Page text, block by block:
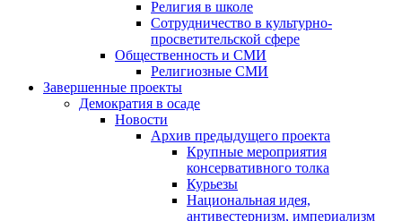
Религия в школе
Сотрудничество в культурно-
просветительской сфере
Общественность и СМИ
Религиозные СМИ
Завершенные проекты
Демократия в осаде
Новости
Архив предыдущего проекта
Крупные мероприятия
консервативного толка
Курьезы
Национальная идея,
антивестернизм, империализм